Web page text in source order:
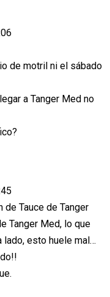
de motril ni el sábado
a Tanger Med no
de Tauce de Tanger
Tanger Med, lo que
lado, esto huele mal…